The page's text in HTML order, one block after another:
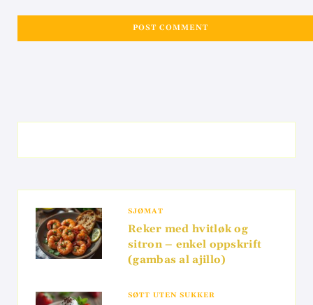
SJØMAT
Reker med hvitløk og
sitron – enkel oppskrift
(gambas al ajillo)
SØTT UTEN SUKKER